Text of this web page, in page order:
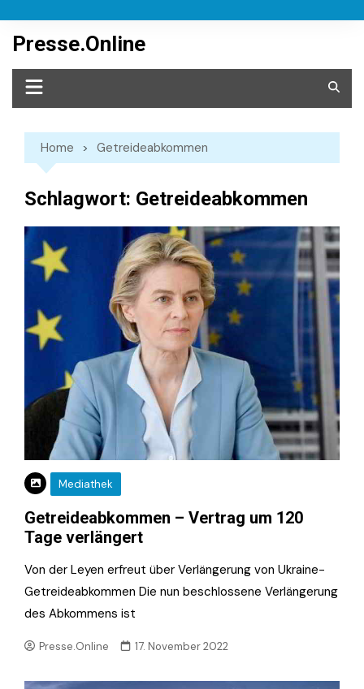
content
Presse.Online
Home Getreideabkommen
Schlagwort: Getreideabkommen
Mediathek
Getreideabkommen – Vertrag um 120
Tage verlängert
Von der Leyen erfreut über Verlängerung von Ukraine-
Getreideabkommen Die nun beschlossene Verlängerung
des Abkommens ist
Presse.Online 17. November 2022